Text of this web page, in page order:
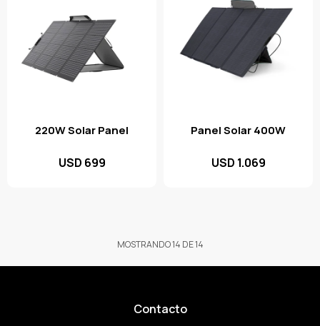
220W Solar Panel
USD 699
Panel Solar 400W
USD 1.069
MOSTRANDO14 DE14
Contacto